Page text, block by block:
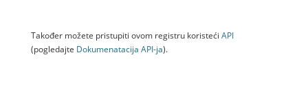
Također možete pristupiti ovom registru koristeći API
(pogledajte Dokumenаtаcijа API-jа).